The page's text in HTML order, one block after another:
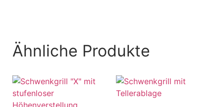
Ähnliche Produkte